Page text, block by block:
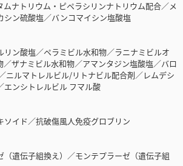
ナトリウム・ピペラシリンナトリウム配合／メ
シン硫酸塩／バンコマイシン塩酸塩
ン酸塩／ペラミビル水和物／ラニナミビルオ
／ザナミビル水和物／アマンタジン塩酸塩／バロ
ニルマトレルビル/リトナビル配合剤／レムデシ
エンシトレルビル フマル酸
イド／抗破傷風人免疫グロブリン
遺伝子組換え）／モンテプラーゼ（遺伝子組